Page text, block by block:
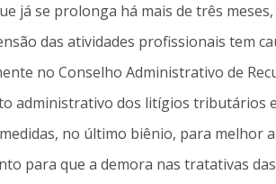
já se prolonga há mais de três
das atividades profissionais tem
no Conselho Administrativo de
administrativo dos litígios tributários
no último biênio, para melhor
para que a demora nas tratativas